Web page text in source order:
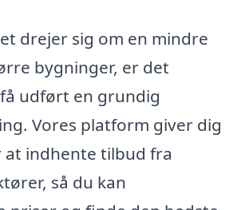
drejer sig om en mindre
bygninger, er det
udført en grundig
Vores platform giver dig
indhente tilbud fra
så du kan